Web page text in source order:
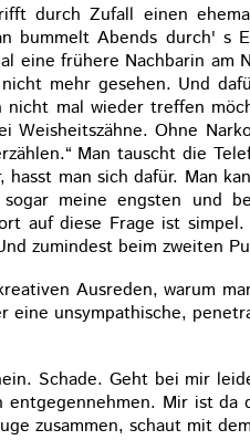
durch Zufall einen
bummelt Abends durch' s
eine frühere Nachbarin am
mehr gesehen. Und
nicht mal wieder treffen
Weisheitszähne. Ohne
Man tauscht die
man sich dafür. Man
meine engsten und
auf diese Frage ist
zumindest beim zweiten
Ausreden, warum
eine unsympathische,
Schade. Geht bei mir
entgegennehmen. Mir ist
zusammen, schaut mit